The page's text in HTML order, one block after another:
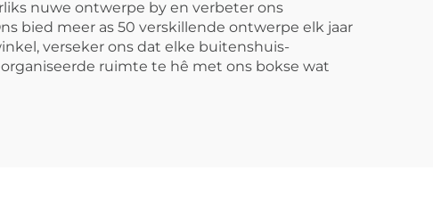
nuwe ontwerpe by en verbeter ons
bied meer as 50 verskillende ontwerpe elk jaar
verseker ons dat elke buitenshuis-
ruimte te hê met ons bokse wat